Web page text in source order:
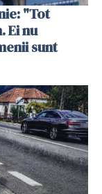
"Tot
Ei nu
sunt